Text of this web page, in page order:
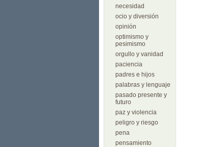
necesidad
ocio y diversión
opinión
optimismo y
pesimismo
orgullo y vanidad
paciencia
padres e hijos
palabras y lenguaje
pasado presente y
futuro
paz y violencia
peligro y riesgo
pena
pensamiento